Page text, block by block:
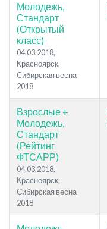
Молодежь,
Стандарт
(Открытый
класс)
04.03.2018,
Красноярск,
Сибирская весна
2018
Взрослые +
Молодежь,
Стандарт
(Рейтинг
ФТСАРР)
04.03.2018,
Красноярск,
Сибирская весна
2018